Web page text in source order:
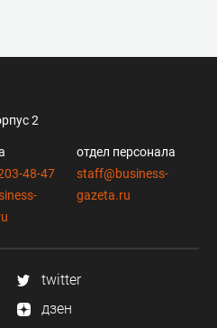
2
48-47
отдел персонала
staff@business-
gazeta.ru
twitter
дзен